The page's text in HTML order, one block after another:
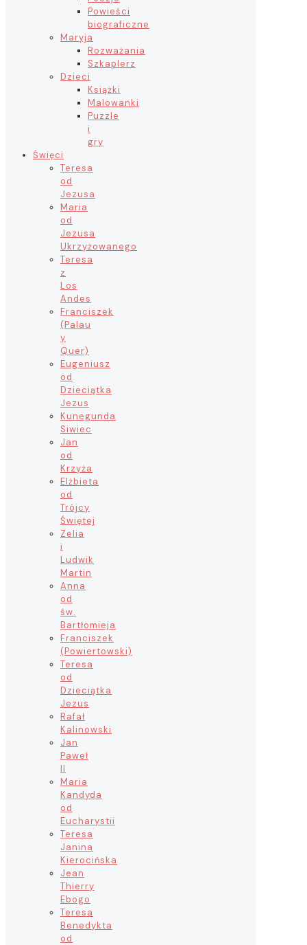
Powieści
biograficzne
Maryja
Rozważania
Szkaplerz
Dzieci
Książki
Malowanki
Puzzle
i
gry
Święci
Teresa
od
Jezusa
Maria
od
Jezusa
Ukrzyżowanego
Teresa
z
Los
Andes
Franciszek
(Palau
y
Quer)
Eugeniusz
od
Dzieciątka
Jezus
Kunegunda
Siwiec
Jan
od
Krzyża
Elżbieta
od
Trójcy
Świętej
Zelia
i
Ludwik
Martin
Anna
od
św.
Bartłomieja
Franciszek
(Powiertowski)
Teresa
od
Dzieciątka
Jezus
Rafał
Kalinowski
Jan
Paweł
II
Maria
Kandyda
od
Eucharystii
Teresa
Janina
Kierocińska
Jean
Thierry
Ebogo
Teresa
Benedykta
od